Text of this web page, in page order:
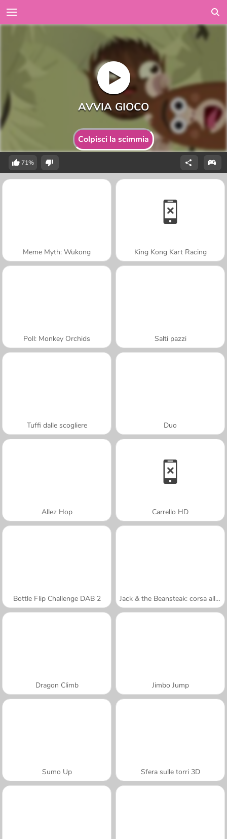
Colpisci la scimmia
71%
Meme Myth: Wukong King Kong Kart Racing
Poll: Monkey Orchids Salti pazzi
Tuffi dalle scogliere Duo
Allez Hop Carrello HD
Bottle Flip Challenge DAB 2 Jack & the Beansteak: corsa all'oro
Dragon Climb Jimbo Jump
Sumo Up Sfera sulle torri 3D